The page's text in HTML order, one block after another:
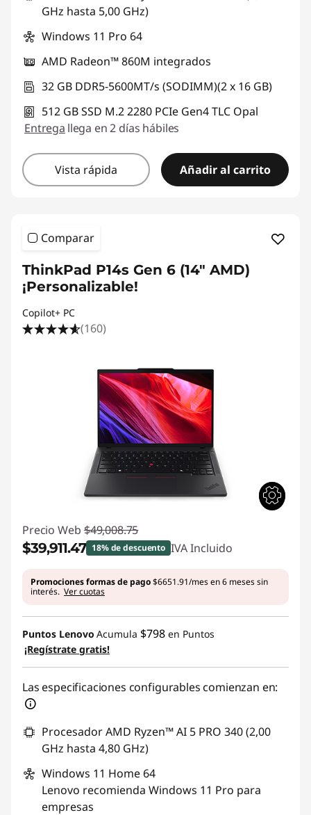
GHz hasta 5,00 GHz)
Windows 11 Pro 64
AMD Radeon™ 860M integrados
32 GB DDR5-5600MT/s (SODIMM)(2 x 16 GB)
512 GB SSD M.2 2280 PCIe Gen4 TLC Opal
Entrega llega en 2 días hábiles
Vista rápida Añadir al carrito
Comparar
ThinkPad P14s Gen 6 (14" AMD)
¡Personalizable!
Copilot+ PC
(160)
Precio Web $49,008.75
$39,911.47 18% de descuento IVA Incluido
Ahorros instantáneos : -$9097.28
Promociones formas de pago$6651.91/mes en 6 meses sin
interés. Ver cuotas
Puntos Lenovo Acumula $798 en Puntos
¡Regístrate gratis!
Las especificaciones configurables comienzan en:
Procesador AMD Ryzen™ AI 5 PRO 340 (2,00
GHz hasta 4,80 GHz)
Windows 11 Home 64
Lenovo recomienda Windows 11 Pro para
empresas